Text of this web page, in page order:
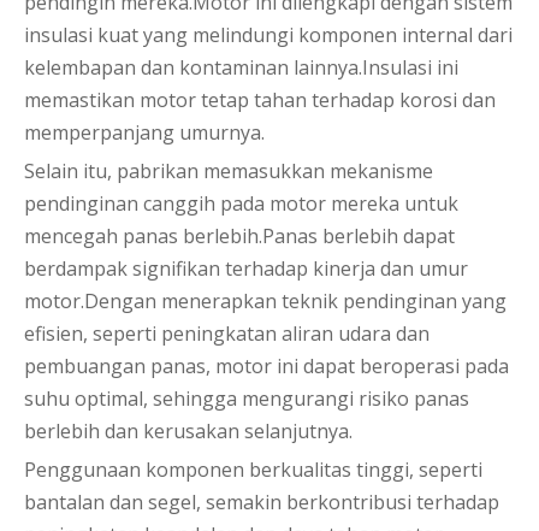
insulasi kuat yang melindungi komponen internal dari
kelembapan dan kontaminan lainnya.Insulasi ini
memastikan motor tetap tahan terhadap korosi dan
memperpanjang umurnya.
Selain itu, pabrikan memasukkan mekanisme
pendinginan canggih pada motor mereka untuk
mencegah panas berlebih.Panas berlebih dapat
berdampak signifikan terhadap kinerja dan umur
motor.Dengan menerapkan teknik pendinginan yang
efisien, seperti peningkatan aliran udara dan
pembuangan panas, motor ini dapat beroperasi pada
suhu optimal, sehingga mengurangi risiko panas
berlebih dan kerusakan selanjutnya.
Penggunaan komponen berkualitas tinggi, seperti
bantalan dan segel, semakin berkontribusi terhadap